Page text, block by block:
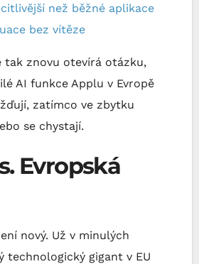
než běžné aplikace
bez vítěze
tak znovu otevírá otázku,
AI funkce Applu v Evropě
zatímco ve zbytku
se chystají.
Evropská
nový. Už v minulých
technologický gigant v EU